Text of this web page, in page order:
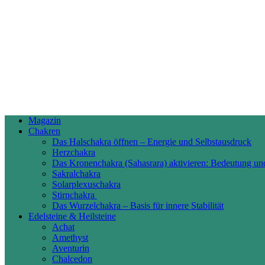
Magazin
Chakren
Das Halschakra öffnen – Energie und Selbstausdruck
Herzchakra
Das Kronenchakra (Sahasrara) aktivieren: Bedeutung
Sakralchakra
Solarplexuschakra
Stirnchakra
Das Wurzelchakra – Basis für innere Stabilität
Edelsteine & Heilsteine
Achat
Amethyst
Aventurin
Chalcedon